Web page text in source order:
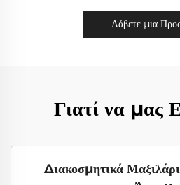
Λάβετε μια
Γιατί να μας
Διακοσμητικά